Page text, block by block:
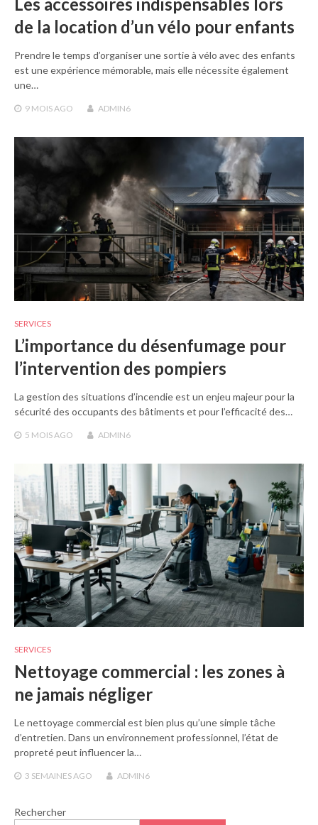
Les accessoires indispensables lors
de la location d’un vélo pour enfants
Prendre le temps d’organiser une sortie à vélo avec des enfants
est une expérience mémorable, mais elle nécessite également
une…
9 MOISAGO ADMIN6
SERVICES
L’importance du désenfumage pour
l’intervention des pompiers
La gestion des situations d’incendie est un enjeu majeur pour la
sécurité des occupants des bâtiments et pour l’efficacité des…
5 MOIS AGO ADMIN6
SERVICES
Nettoyage commercial : les zones à
ne jamais négliger
Le nettoyage commercial est bien plus qu’une simple tâche
d’entretien. Dans un environnement professionnel, l’état de
propreté peut influencer la…
3 SEMAINES AGO ADMIN6
Rechercher